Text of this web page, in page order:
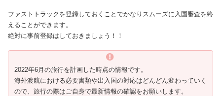
ファストトラックを登録しておくことでかなりスムーズに入国審査を終
えることができます。
絶対に事前登録はしておきましょう！！
2022年6月の旅行を計画した時点の情報です。
海外渡航における必要書類や出入国の対応はどんどん変わっていく
ので、旅行の際はご自身で最新情報の確認をお願いします。